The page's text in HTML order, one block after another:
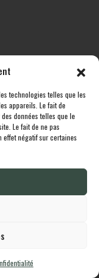
technologies telles que les
appareils. Le fait de
données telles que le
Le fait de ne pas
effet négatif sur certaines
cheptel Contact
Whornat.com | Mentions